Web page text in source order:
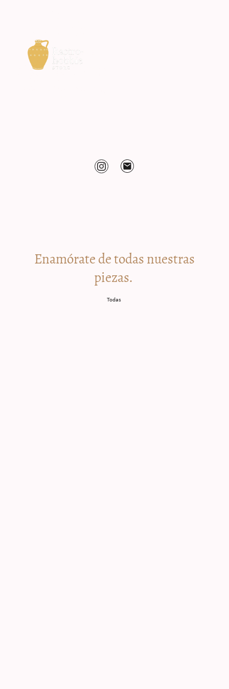
Enamórate de todas nuestras
piezas.
Todas